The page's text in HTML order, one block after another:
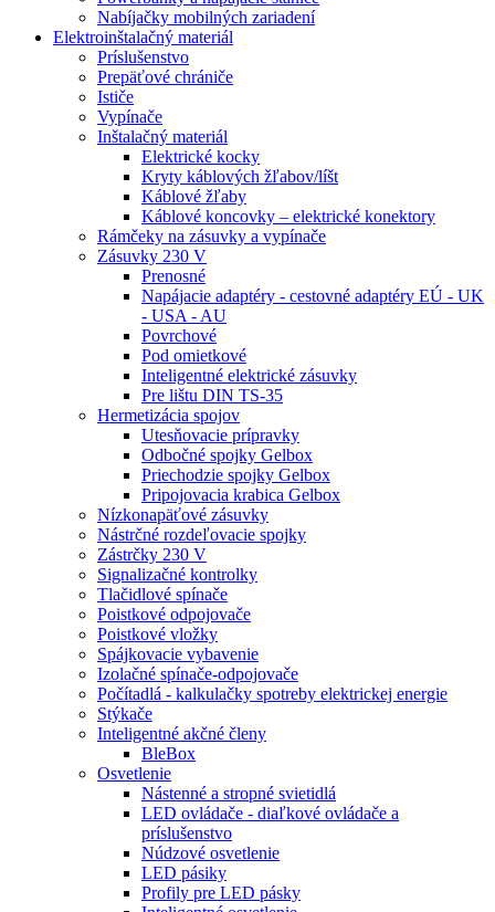
Nabíjačky mobilných zariadení
Elektroinštalačný materiál
Príslušenstvo
Prepäťové chrániče
Ističe
Vypínače
Inštalačný materiál
Elektrické kocky
Kryty káblových žľabov/líšt
Káblové žľaby
Káblové koncovky – elektrické konektory
Rámčeky na zásuvky a vypínače
Zásuvky 230 V
Prenosné
Napájacie adaptéry - cestovné adaptéry EÚ - UK
- USA - AU
Povrchové
Pod omietkové
Inteligentné elektrické zásuvky
Pre lištu DIN TS-35
Hermetizácia spojov
Utesňovacie prípravky
Odbočné spojky Gelbox
Priechodzie spojky Gelbox
Pripojovacia krabica Gelbox
Nízkonapäťové zásuvky
Nástrčné rozdeľovacie spojky
Zástrčky 230 V
Signalizačné kontrolky
Tlačidlové spínače
Poistkové odpojovače
Poistkové vložky
Spájkovacie vybavenie
Izolačné spínače-odpojovače
Počítadlá - kalkulačky spotreby elektrickej energie
Stýkače
Inteligentné akčné členy
BleBox
Osvetlenie
Nástenné a stropné svietidlá
LED ovládače - diaľkové ovládače a
príslušenstvo
Núdzové osvetlenie
LED pásiky
Profily pre LED pásky